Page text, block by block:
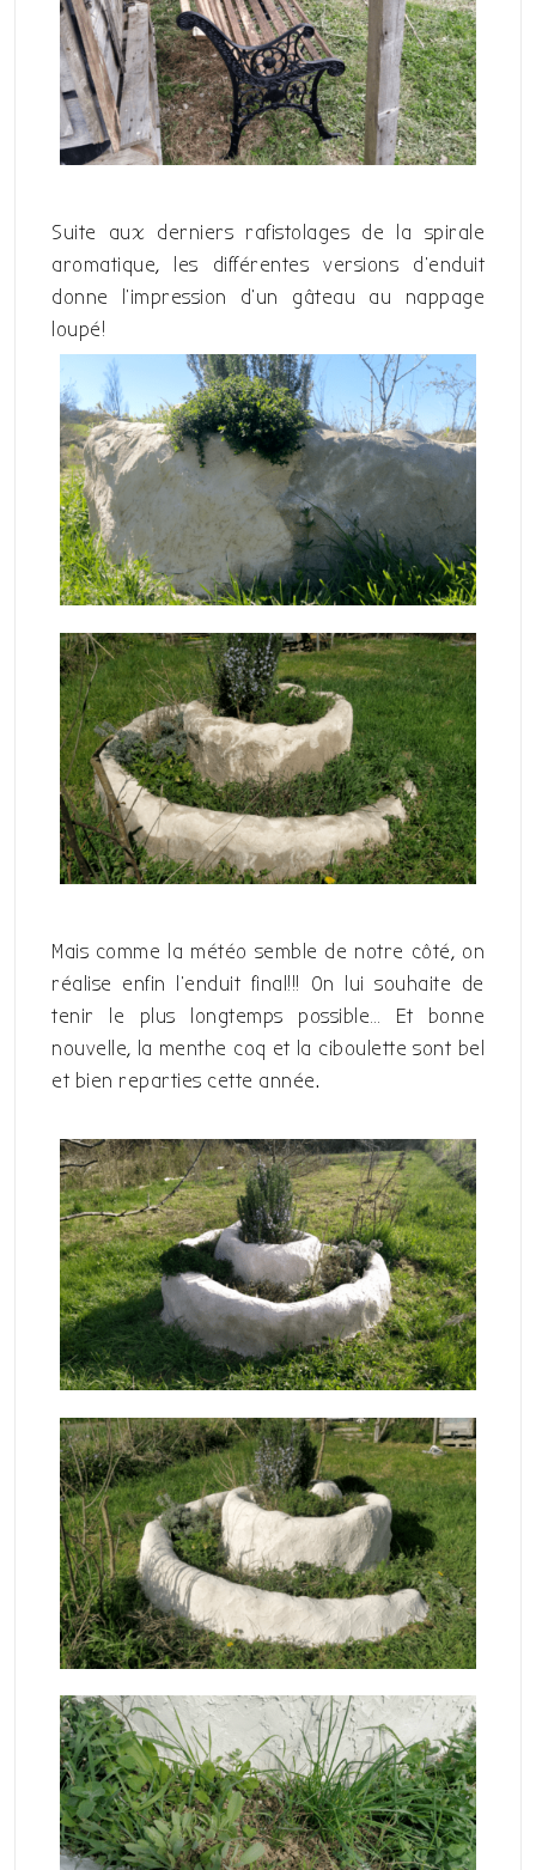
Suite aux derniers rafistolages de la spirale
aromatique, les différentes versions d’enduit
donne l’impression d’un gâteau au nappage
loupé!
Mais comme la météo semble de notre côté, on
réalise enfin l’enduit final!!! On lui souhaite de
tenir le plus longtemps possible… Et bonne
nouvelle, la menthe coq et la ciboulette sont bel
et bien reparties cette année.